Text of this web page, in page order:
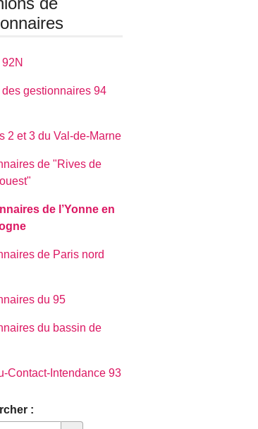
des gestionnaires 94
2 et 3 du Val-de-Marne
de "Rives de
de l’Yonne en
de Paris nord
du 95
du bassin de
Contact-Intendance 93
: